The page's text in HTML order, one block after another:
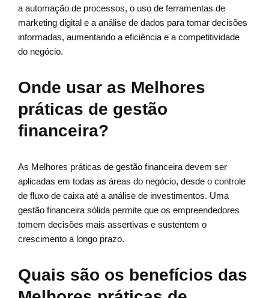
a automação de processos, o uso de ferramentas de
marketing digital e a análise de dados para tomar decisões
informadas, aumentando a eficiência e a competitividade
do negócio.
Onde usar as Melhores
práticas de gestão
financeira?
As Melhores práticas de gestão financeira devem ser
aplicadas em todas as áreas do negócio, desde o controle
de fluxo de caixa até a análise de investimentos. Uma
gestão financeira sólida permite que os empreendedores
tomem decisões mais assertivas e sustentem o
crescimento a longo prazo.
Quais são os benefícios das